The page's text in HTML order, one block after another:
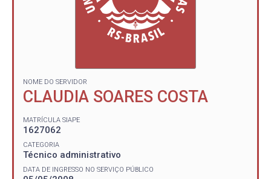
NOME DO SERVIDOR
CLAUDIA SOARES COSTA
MATRÍCULA SIAPE
1627062
CATEGORIA
Técnico administrativo
DATA DE INGRESSO NO SERVIÇO PÚBLICO